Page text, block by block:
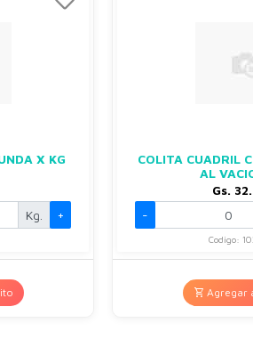
X KG
Kg. +
COLITA CUADRIL
AL
Gs.
-
Codigo:
Agregar